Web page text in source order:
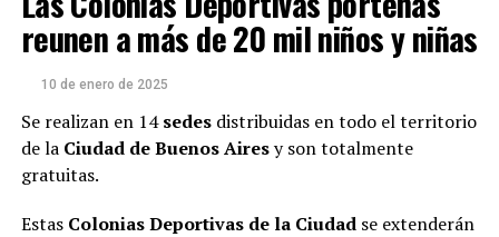
reunen a más de 20 mil niños y niñas
10 de enero de 2025
Se realizan en 14sedesdistribuidas en todo el territorio
de la Ciudad de Buenos Airesy son totalmente
gratuitas.
EstasColonias Deportivas de la Ciudadse extenderán